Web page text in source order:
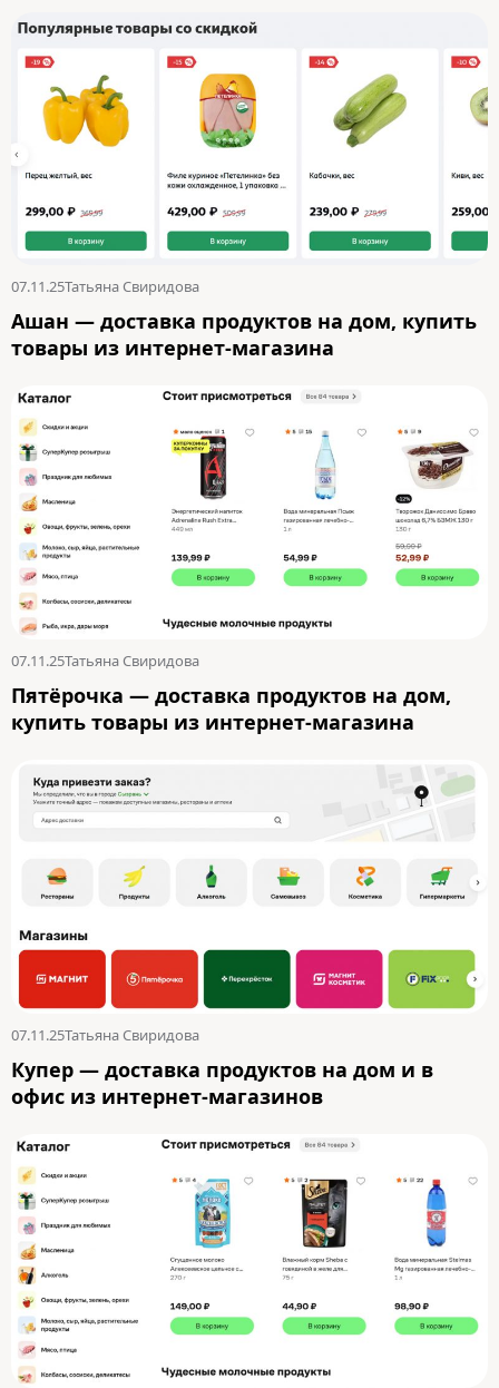
07.11.25Татьяна Свиридова
Ашан — доставка продуктов на дом, купить
товары из интернет-магазина
07.11.25Татьяна Свиридова
Пятёрочка — доставка продуктов на дом,
купить товары из интернет-магазина
07.11.25Татьяна Свиридова
Купер — доставка продуктов на дом и в
офис из интернет-магазинов